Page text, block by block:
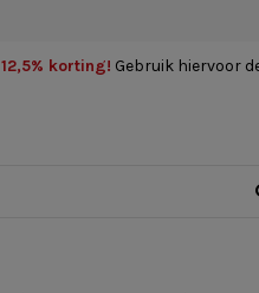
12,5% korting! Gebruik hiervoor